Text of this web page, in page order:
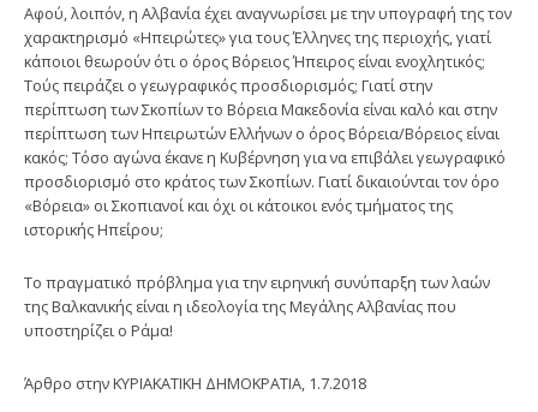
Αφού, λοιπόν, η Αλβανία έχει αναγνωρίσει με την υπογραφή της τον
χαρακτηρισμό «Ηπειρώτες» για τους Έλληνες της περιοχής, γιατί
κάποιοι θεωρούν ότι ο όρος Βόρειος Ήπειρος είναι ενοχλητικός;
Τούς πειράζει ο γεωγραφικός προσδιορισμός; Γιατί στην
περίπτωση των Σκοπίων το Βόρεια Μακεδονία είναι καλό και στην
περίπτωση των Ηπειρωτών Ελλήνων ο όρος Βόρεια/Βόρειος είναι
κακός; Τόσο αγώνα έκανε η Κυβέρνηση για να επιβάλει γεωγραφικό
προσδιορισμό στο κράτος των Σκοπίων. Γιατί δικαιούνται τον όρο
«Βόρεια» οι Σκοπιανοί και όχι οι κάτοικοι ενός τμήματος της
ιστορικής Ηπείρου;
Το πραγματικό πρόβλημα για την ειρηνική συνύπαρξη των λαών
της Βαλκανικής είναι η ιδεολογία της Μεγάλης Αλβανίας που
υποστηρίζει ο Ράμα!
Άρθρο στην ΚΥΡΙΑΚΑΤΙΚΗ ΔΗΜΟΚΡΑΤΙΑ, 1.7.2018